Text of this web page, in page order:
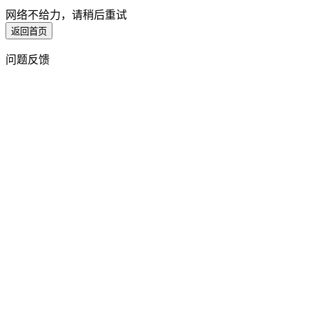
网络不给力，请稍后重试
返回首页
问题反馈